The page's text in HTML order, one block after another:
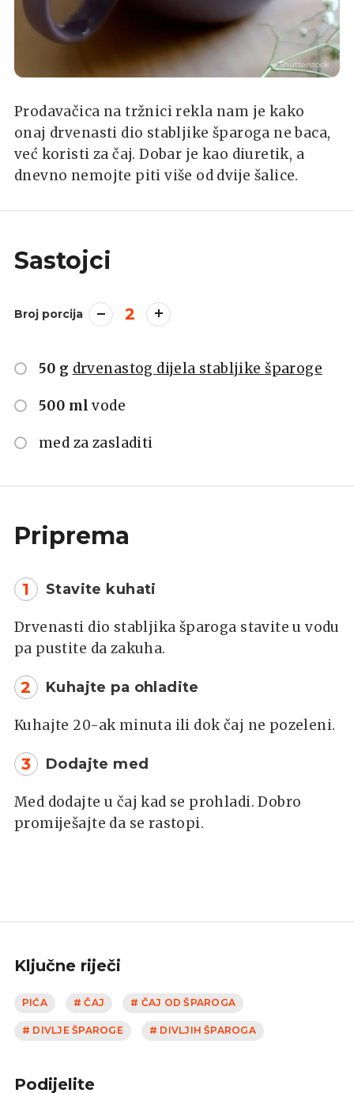
Shutterstock
Prodavačica na tržnici rekla nam je kako
onaj drvenasti dio stabljike šparoga ne baca,
već koristi za čaj. Dobar je kao diuretik, a
dnevno nemojte piti više od dvije šalice.
Sastojci
Broj porcija 2
50 g drvenastog dijela stabljike šparoge
500 ml vode
med za zasladiti
Priprema
1 Stavite kuhati
Drvenasti dio stabljika šparoga stavite u vodu
pa pustite da zakuha.
2 Kuhajte pa ohladite
Kuhajte 20-ak minuta ili dok čaj ne pozeleni.
3 Dodajte med
Med dodajte u čaj kad se prohladi. Dobro
promiješajte da se rastopi.
Ključne riječi
PIĆA # ČAJ # ČAJ OD ŠPAROGA
# DIVLJE ŠPAROGE # DIVLJIH ŠPAROGA
Podijelite